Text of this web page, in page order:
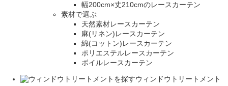
幅200cm×丈210cmのレースカーテン
素材で選ぶ
天然素材レースカーテン
麻(リネン)レースカーテン
綿(コットン)レースカーテン
ポリエステルレースカーテン
ボイルレースカーテン
ウィンドウトリートメント